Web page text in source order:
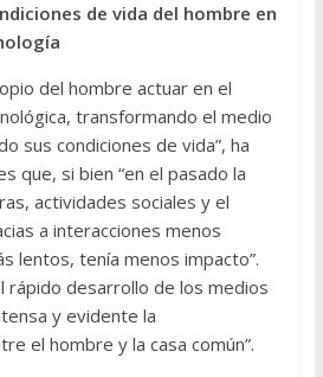
de vida del hombre en
del hombre actuar en el
transformando el medio
sus condiciones de vida”, ha
que, si bien “en el pasado la
actividades sociales y el
a interacciones menos
lentos, tenía menos impacto”.
rápido desarrollo de los medios
y evidente la
el hombre y la casa común”.